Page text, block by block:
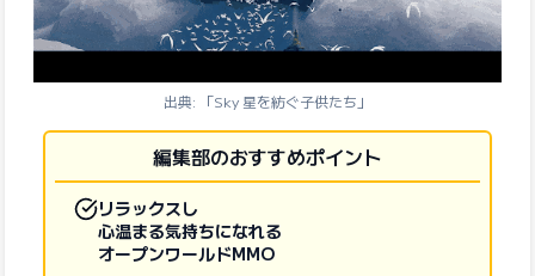
出典: 「Sky 星を紡ぐ子供たち」
編集部のおすすめポイント
リラックスし
心温まる気持ちになれる
オープンワールドMMO